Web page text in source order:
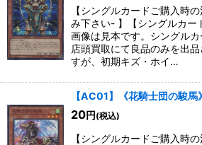
【シングルカードご購入時
み下さい- 】【シングルカー
画像は見本です。シングル
店頭買取にて良品のみを出
すが、初期キズ・ホイ…
【AC01】《花騎士団の駿馬》
20円 (税込)
【シングルカードご購入時